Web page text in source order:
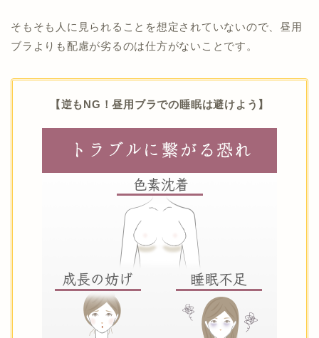
そもそも人に見られることを想定されていないので、昼用
ブラよりも配慮が劣るのは仕方がないことです。
【逆もNG！昼用ブラでの睡眠は避けよう】